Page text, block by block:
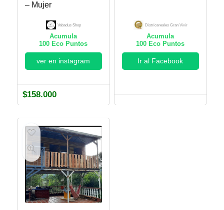
– Mujer
Vabadus Shop
Acumula
100 Eco Puntos
ver en instagram
$158.000
Districereales Gran Vivir
Acumula
100 Eco Puntos
Ir al Facebook